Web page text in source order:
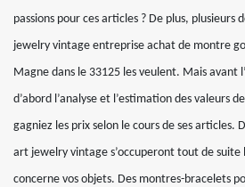
passions pour ces articles ? De plus, plusieurs
jewelry vintage entreprise achat de montre
Magne dans le 33125 les veulent. Mais avant
d’abord l’analyse et l’estimation des valeurs
gagniez les prix selon le cours de ses articles.
art jewelry vintage s’occuperont tout de suite
concerne vos objets. Des montres-bracelets